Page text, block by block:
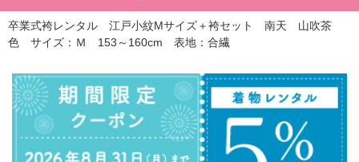
卒業式袴レンタル 江戸小紋Mサイズ＋袴セット 南天 山吹茶
色 サイズ：Ｍ 153～160cm 表地：合繊